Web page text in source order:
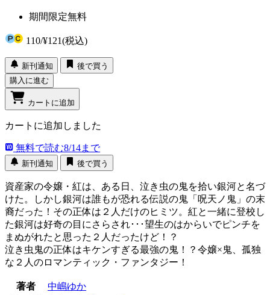
期間限定無料
110/¥121(税込)
新刊通知
後で買う
購入に進む
カートに追加
カートに追加しました
無料で読む8/14まで
新刊通知 後で買う
資産家の令嬢・紅は、ある日、泣き虫の鬼を拾い銀河と名づ
けた。しかし銀河は誰もが恐れる伝説の鬼「呪天ノ鬼」の末
裔だった！その正体は２人だけのヒミツ。紅と一緒に登校し
た銀河は好奇の目にさらされ･･･望生のはからいでピンチを
まぬがれたと思った２人だったけど！？
泣き虫鬼の正体はキケンすぎる最強の鬼！？令嬢×鬼、孤独
な２人のロマンティック・ファンタジー！
著者
中嶋ゆか